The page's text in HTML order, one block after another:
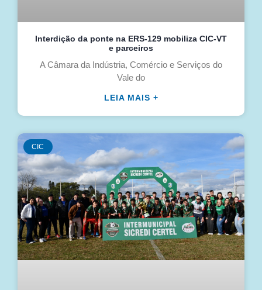
Interdição da ponte na ERS-129 mobiliza CIC-VT
e parceiros
A Câmara da Indústria, Comércio e Serviços do
Vale do
LEIA MAIS +
CIC